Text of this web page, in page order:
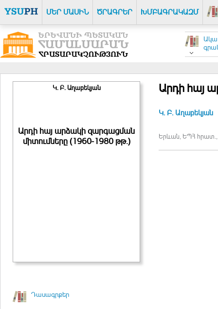
ՄԵՐ ՄԱՍԻՆ ԾՐԱԳՐԵՐ ԽՄԲԱԳՐԱԿԱԶՄ
Կ. Բ. Աղաբեկյան
Արդի հայ արձակի զարգացման
միտումները (1960-1980 թթ.)
Դասագրքեր
Արդի հայ
Կ. Բ. Աղաբեկյան
Երևան, ԵՊՀ հրատ.,